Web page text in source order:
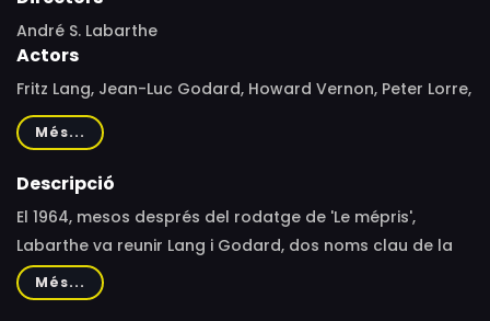
André S. Labarthe
Actors
Fritz Lang, Jean-Luc Godard, Howard Vernon, Peter Lorre,
Michel Piccoli, Jack Palance, Giorgia Moll
Més...
Descripció
El 1964, mesos després del rodatge de 'Le mépris',
Labarthe va reunir Lang i Godard, dos noms clau de la
història del cinema. Malgrat diferir diametralment en la
seva concepció del setè art, ambdós s’admiraven
Més...